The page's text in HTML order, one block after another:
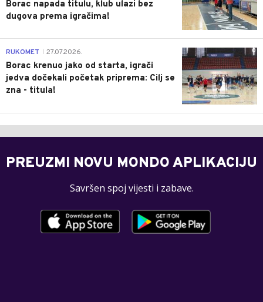
Borac napada titulu, klub ulazi bez
dugova prema igračima!
0
RUKOMET 27.07.2026.
Borac krenuo jako od starta, igrači
jedva dočekali početak priprema: Cilj se
zna - titula!
PREUZMI NOVU MONDO APLIKACIJU
Savršen spoj vijesti i zabave.